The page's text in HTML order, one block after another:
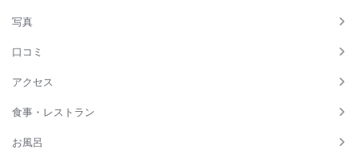
写真
口コミ
アクセス
食事・レストラン
お風呂